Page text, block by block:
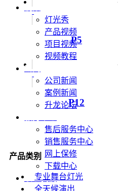
视频
灯光秀
产品视频
项目视频
视频教程
新闻
公司新闻
案例新闻
升龙论坛
售后服务中心
销售服务中心
网上保修
下载中心
联系我们
P5
P12
产品类别
专业舞台灯光
全天候演出